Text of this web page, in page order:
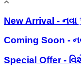
New Arrival - નવા
Coming Soon -
Special Offer -